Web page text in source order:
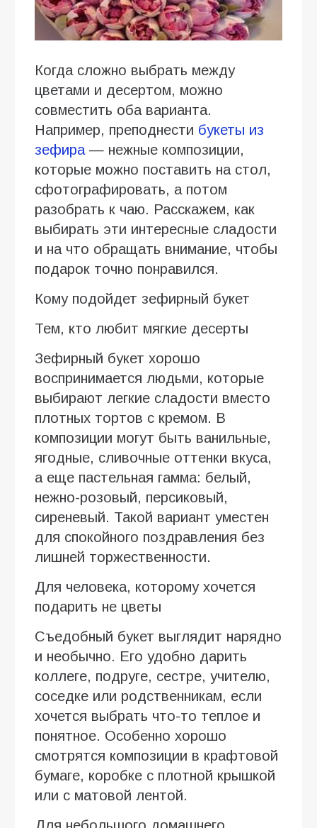
Когда сложно выбрать между
цветами и десертом, можно
совместить оба варианта.
Например, преподнести букеты из
зефира— нежные композиции,
которые можно поставить на стол,
сфотографировать, а потом
разобрать к чаю. Расскажем, как
выбирать эти интересные сладости
и на что обращать внимание, чтобы
подарок точно понравился.
Кому подойдет зефирный букет
Тем, кто любит мягкие десерты
Зефирный букет хорошо
воспринимается людьми, которые
выбирают легкие сладости вместо
плотных тортов с кремом. В
композиции могут быть ванильные,
ягодные, сливочные оттенки вкуса,
а еще пастельная гамма: белый,
нежно-розовый, персиковый,
сиреневый. Такой вариант уместен
для спокойного поздравления без
лишней торжественности.
Для человека, которому хочется
подарить не цветы
Съедобный букет выглядит нарядно
и необычно. Его удобно дарить
коллеге, подруге, сестре, учителю,
соседке или родственникам, если
хочется выбрать что-то теплое и
понятное. Особенно хорошо
смотрятся композиции в крафтовой
бумаге, коробке с плотной крышкой
или с матовой лентой.